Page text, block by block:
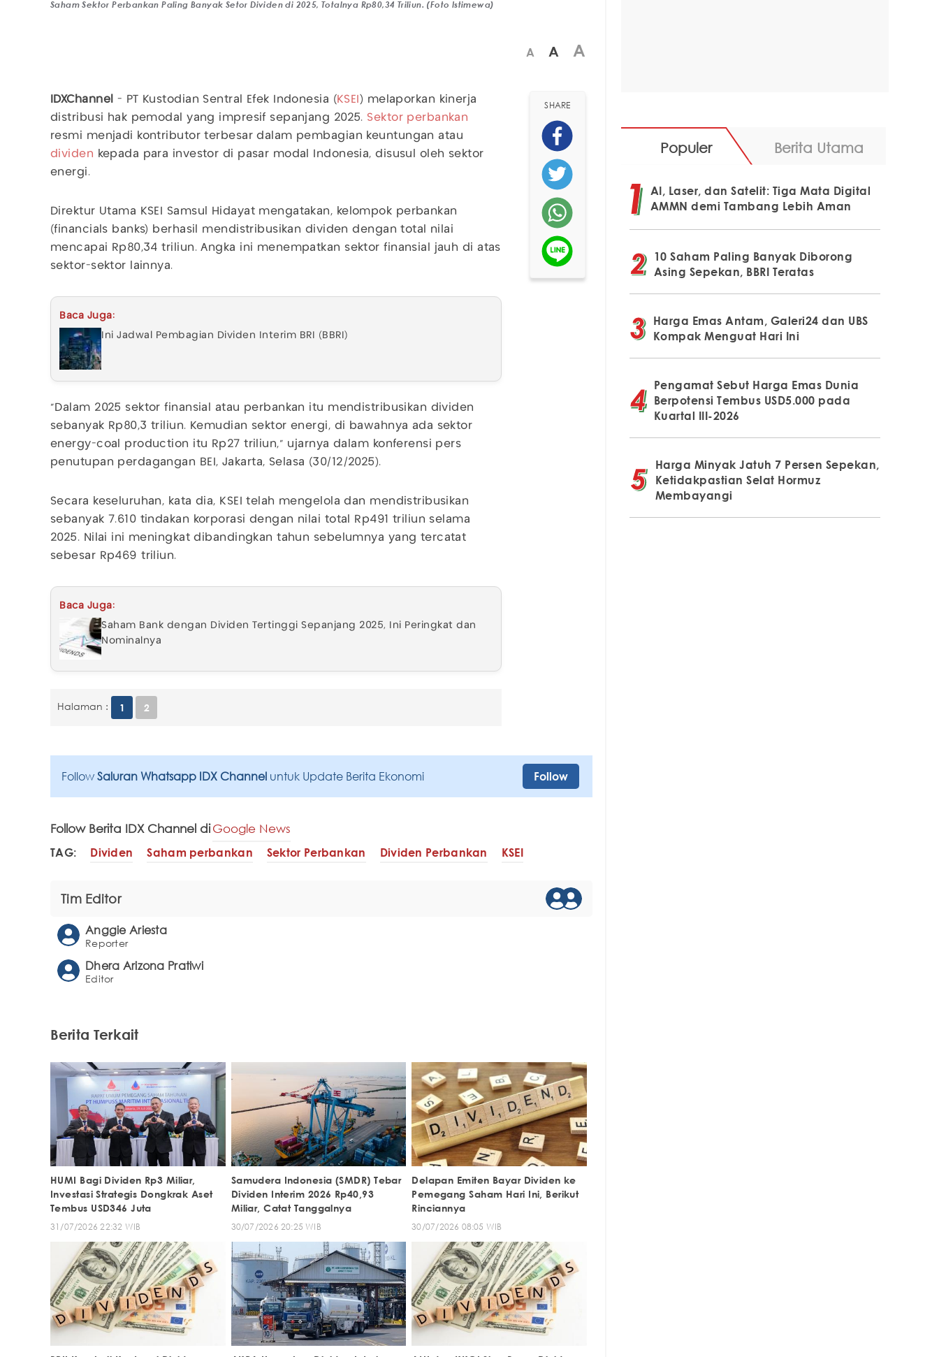
Saham Sektor Perbankan Paling Banyak Setor Dividen di 2025, Totalnya Rp80,34 Triliun. (Foto Istimewa)
A A A
IDXChannel - PT Kustodian Sentral Efek Indonesia ( KSEI ) melaporkan kinerja
distribusi hak pemodal yang impresif sepanjang 2025. Sektor perbankan
resmi menjadi kontributor terbesar dalam pembagian keuntungan atau
dividen kepada para investor di pasar modal Indonesia, disusul oleh sektor
energi.
Direktur Utama KSEI Samsul Hidayat mengatakan, kelompok perbankan
(financials banks) berhasil mendistribusikan dividen dengan total nilai
mencapai Rp80,34 triliun. Angka ini menempatkan sektor finansial jauh di atas
sektor-sektor lainnya.
Baca Juga:
Ini Jadwal Pembagian Dividen Interim BRI (BBRI)
"Dalam 2025 sektor finansial atau perbankan itu mendistribusikan dividen
sebanyak Rp80,3 triliun. Kemudian sektor energi, di bawahnya ada sektor
energy-coal production itu Rp27 triliun," ujarnya dalam konferensi pers
penutupan perdagangan BEI, Jakarta, Selasa (30/12/2025).
Secara keseluruhan, kata dia, KSEI telah mengelola dan mendistribusikan
sebanyak 7.610 tindakan korporasi dengan nilai total Rp491 triliun selama
2025. Nilai ini meningkat dibandingkan tahun sebelumnya yang tercatat
sebesar Rp469 triliun.
Baca Juga:
Saham Bank dengan Dividen Tertinggi Sepanjang 2025, Ini Peringkat dan
Nominalnya
Halaman : 1 2
SHARE
Follow Saluran Whatsapp IDX Channel untuk Update Berita Ekonomi Follow
Follow Berita IDX Channel diGoogle News
TAG: Dividen Saham perbankan Sektor Perbankan Dividen Perbankan KSEI
Tim Editor
Anggie Ariesta
Reporter
Dhera Arizona Pratiwi
Editor
Berita Terkait
HUMI Bagi Dividen Rp3 Miliar,
Investasi Strategis Dongkrak Aset
Tembus USD346 Juta
31/07/2026 22:32 WIB
Samudera Indonesia (SMDR) Tebar
Dividen Interim 2026 Rp40,93
Miliar, Catat Tanggalnya
30/07/2026 20:25 WIB
Delapan Emiten Bayar Dividen ke
Pemegang Saham Hari Ini, Berikut
Rinciannya
30/07/2026 08:05 WIB
Populer Berita Utama
AI, Laser, dan Satelit: Tiga Mata Digital
AMMN demi Tambang Lebih Aman
10 Saham Paling Banyak Diborong
Asing Sepekan, BBRI Teratas
Harga Emas Antam, Galeri24 dan UBS
Kompak Menguat Hari Ini
Pengamat Sebut Harga Emas Dunia
Berpotensi Tembus USD5.000 pada
Kuartal III-2026
Harga Minyak Jatuh 7 Persen Sepekan,
Ketidakpastian Selat Hormuz
Membayangi